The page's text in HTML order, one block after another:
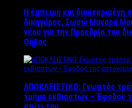
Η έμπειρη και διακεκριμένη
δικηγόρος, Σωσώ Μαναρά
νέου για την Προεδρία του
Θήβας
ΑΠΟΚΛΕΙΣΤΙΚΟ: Γνωστός
τμήμα εκβιαστών – Έφοδος